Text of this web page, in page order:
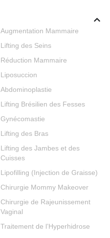
Augmentation Mammaire
Lifting des Seins
Réduction Mammaire
Liposuccion
Abdominoplastie
Lifting Brésilien des Fesses
Gynécomastie
Lifting des Bras
Lifting des Jambes et des
Cuisses
Lipofilling (Injection de Graisse)
Chirurgie Mommy Makeover
Chirurgie de Rajeunissement
Vaginal
Traitement de l’Hyperhidrose